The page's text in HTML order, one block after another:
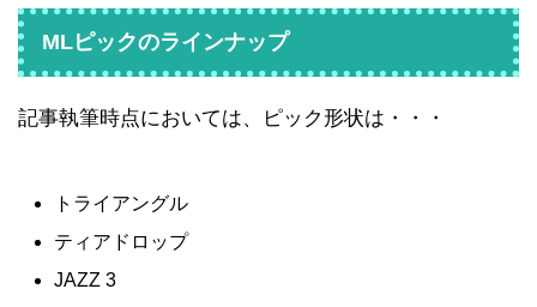
MLピックのラインナップ
記事執筆時点においては、ピック形状は・・・
トライアングル
ティアドロップ
JAZZ 3